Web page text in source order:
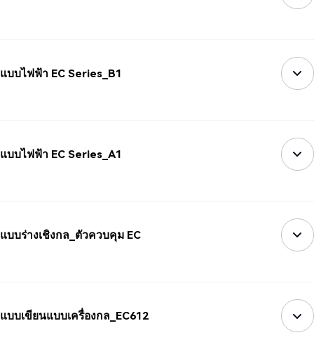
แบบไฟฟ้า EC Series_B1
แบบไฟฟ้า EC Series_A1
แบบร่างเชิงกล_ตัวควบคุม EC
แบบเขียนแบบเครื่องกล_EC612